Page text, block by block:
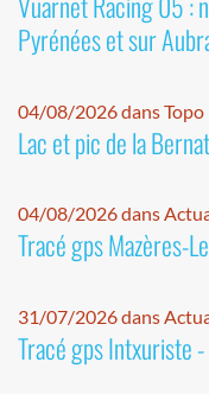
Pyrénées et sur
04/08/2026 dans Topo
Lac et pic de la
04/08/2026 dans
Tracé gps Mazères-
31/07/2026 dans
Tracé gps Intxuriste -